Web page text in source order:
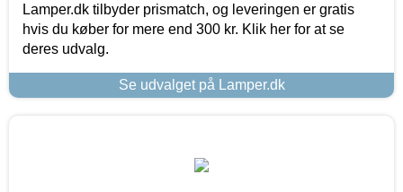
Lamper.dk tilbyder prismatch, og leveringen er gratis
hvis du køber for mere end 300 kr. Klik her for at se
deres udvalg.
Se udvalget på Lamper.dk